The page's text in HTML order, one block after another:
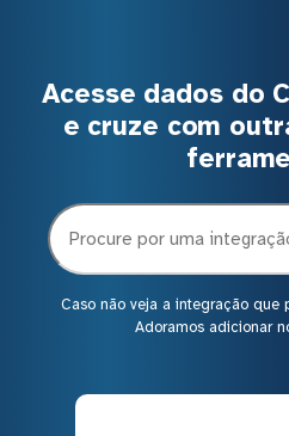
Acesse dados do
e cruze com
Caso não veja a integração que
Adoramos adicionar